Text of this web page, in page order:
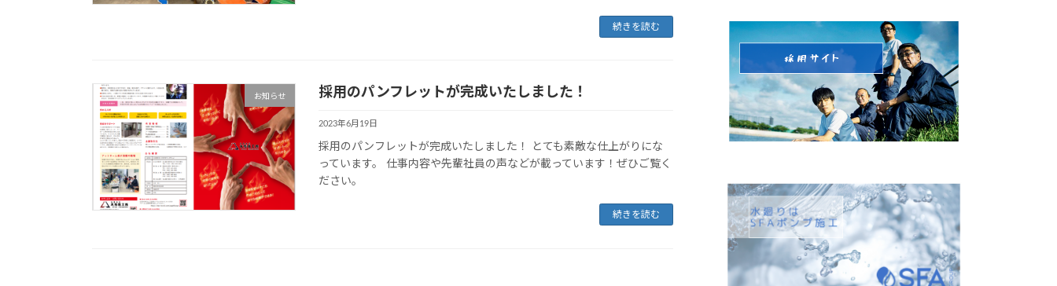
続きを読む
お知らせ 採用のパンフレットが完成いたしました！
2023年6月19日
採用のパンフレットが完成いたしました！ とても素敵な仕上がりにな
っています。 仕事内容や先輩社員の声などが載っています！ぜひご覧く
ださい。
続きを読む